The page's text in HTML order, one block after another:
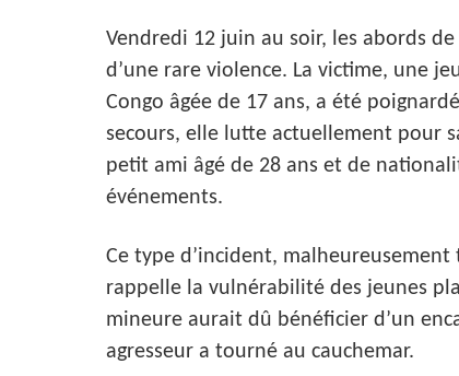
Vendredi 12 juin au soir, les abords
d’une rare violence. La victime, une
Congo âgée de 17 ans, a été
secours, elle lutte actuellement pour
petit ami âgé de 28 ans et de
événements.
Ce type d’incident,
rappelle la vulnérabilité des jeunes
mineure aurait dû bénéficier d’un
agresseur a tourné au cauchemar.